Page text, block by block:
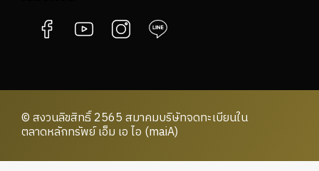
© สงวนลิขสิทธิ์ 2565 สมาคมบริษัทจดทะเบียนใน
ตลาดหลักทรัพย์ เอ็ม เอ ไอ (maiA)